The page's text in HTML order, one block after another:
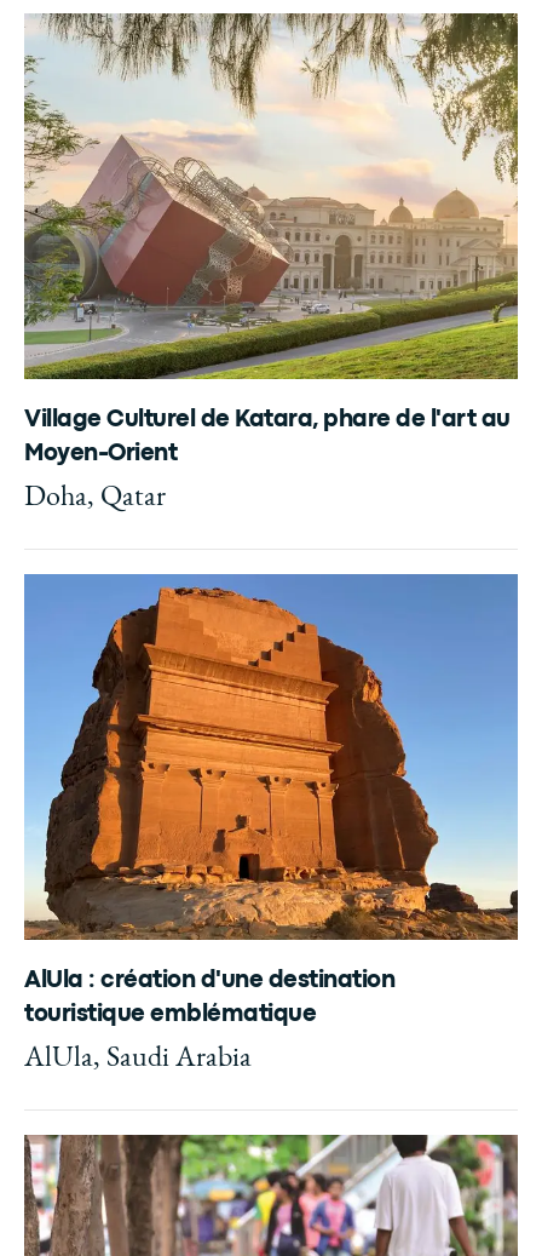
Village Culturel de Katara, phare de l'art au
Moyen-Orient
Doha, Qatar
AlUla : création d'une destination
touristique emblématique
AlUla, Saudi Arabia